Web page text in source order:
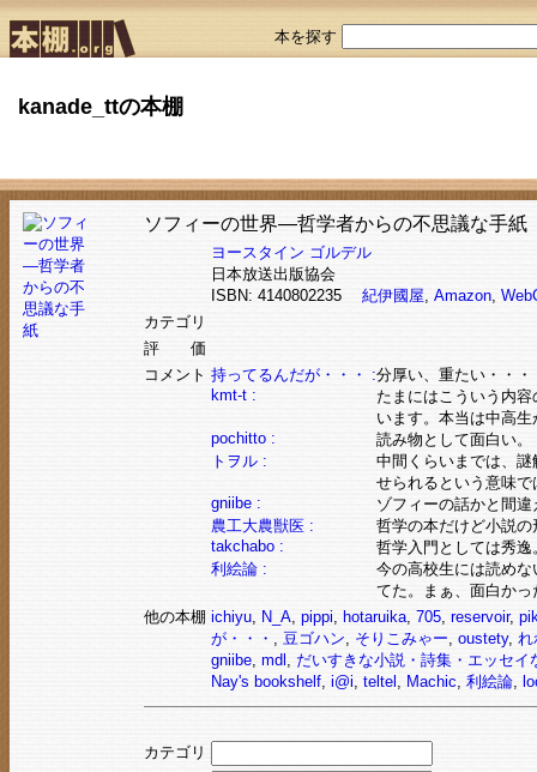
本を探す
kanade_ttの本棚
ソフィーの世界―哲学者からの不思議な手紙
ヨースタイン ゴルデル
日本放送出版協会
ISBN: 4140802235 紀伊國屋, Amazon,
カテゴリ
評 価
コメント 持ってるんだが・・・ :分厚い、重たい・・・
kmt-t :
たまにはこういう内
います。本当は中高
pochitto :
読み物として面白い。
トヲル :
中間くらいまでは、
せられるという意味で
gniibe :
ゾフィーの話かと間
農工大農獣医 :
哲学の本だけど小説
takchabo :
哲学入門としては秀
利絵論 :
今の高校生には読め
てた。まぁ、面白かっ
他の本棚 ichiyu, N_A, pippi, hotaruika, 705, reservoir,
が・・・ , 豆ゴハン, そりこみゃー, oustety, れ
gniibe, mdl , だいすきな小説・詩集・エッセイ
Nay's bookshelf, i@i, teltel , Machic, 利絵論,
カテゴリ